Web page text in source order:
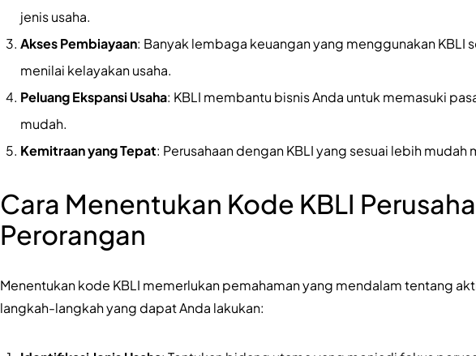
jenis usaha.
Akses Pembiayaan: Banyak lembaga keuangan yang menggunakan KBLI
menilai kelayakan usaha.
Peluang Ekspansi Usaha: KBLI membantu bisnis Anda untuk memasuki
mudah.
Kemitraan yang Tepat: Perusahaan dengan KBLI yang sesuai lebih mudah
Cara Menentukan Kode KBLI
Perorangan
Menentukan kode KBLI memerlukan pemahaman yang mendalam tentang
langkah-langkah yang dapat Anda lakukan: